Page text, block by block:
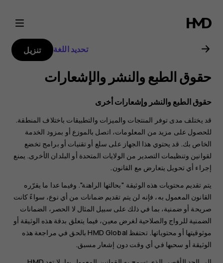
دليل
مستخدم
هاتف
Nokia
8.1
تحديد اللغة تنزيل
حقوق الطبع والنشر والإشعارات
حقوق الطبع والنشر وإشعارات أخرى
قد يختلف مدى توفر المنتجات والميزات والتطبيقات باختلاف المنطقة.
للحصول على مزيد من المعلومات، اتصل بالموزع أو بمزود الخدمة
الخاص بك. قد يحتوي هذا الجهاز على سلع أو تقنيات أو برامج تخضع
لقوانين وتنظيمات التصدير من الولايات المتحدة أو البلدان الأخرى. يمنع
إجراء أي تحويل يتعارض مع القانون.
يتم تقديم محتويات هذه الوثيقة "بحالتها الراهنة". وفيما عدا ما يقرّره
القانون المعمول به، فإنه لن يتم تقديم ضمانات من أي نوع، سواءً كانت
صريحة أو ضمنية، بما في ذلك على سبيل المثال لا الحصر، الضمانات
الضمنية للرواج والصلاحية لغرض معين، فيما يتعلق بدقة هذه الوثيقة أو
موثوقيتها أو محتوياتها. تحتفظ HMD Global بالحق في مراجعة هذه
الوثيقة أو سحبها في أي وقت دون إشعار مسبق.